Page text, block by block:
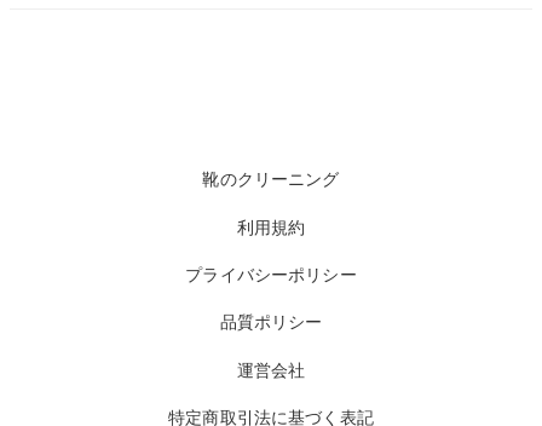
靴のクリーニング
利用規約
プライバシーポリシー
品質ポリシー
運営会社
特定商取引法に基づく表記